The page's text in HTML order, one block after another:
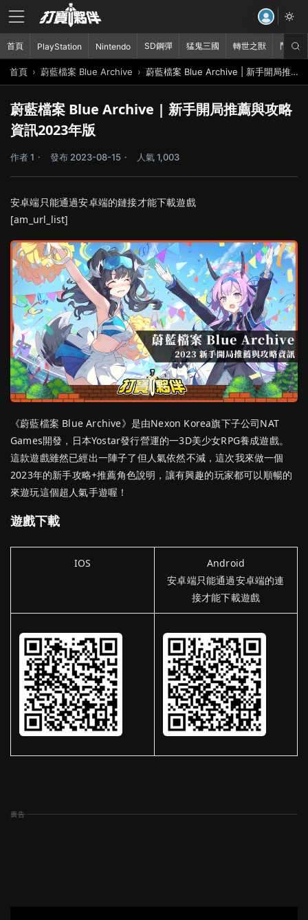
首頁 蔚藍檔案 Blue Archive 蔚藍檔案 Blue Archive | 新手開局推薦與攻略資訊2023年版
蔚藍檔案 Blue Archive | 新手開局推薦與攻略
資訊2023年版
作者 1 發布 2023-08-15 人氣 1,003
安卓端只能通過安卓端的鏈接才能下載遊戲
[am_url_list]
《蔚藍檔案 Blue Archive》是由Nexon Korea旗下子公司NAT
Games開發，日本Yostar發行營運的一3D美少女RPG養成遊戲。
這款遊戲雖然已經出一陣子了但人氣依然不減，這次我來做一個
2023年的新手攻略+推薦角色說明，讓有興趣的玩家都可以順暢的
來遊玩這個超人氣手遊喔！
遊戲下載
IOS
Android
安卓端只能通過安卓端的連
接才能下載遊戲
首頁 PlayStation Nintendo SD鋼彈 猛鬼三國 轉世之獸 鬥破蒼